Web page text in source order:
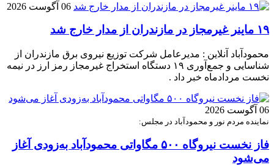
06 آگوست 2026
۱۹ ماینر غیرمجاز در مازندران از مدار خارج شد
محمودآباد آنلاین : مدیرعامل شرکت توزیع نیروی برق مازندران از
شناسایی و جمع‌آوری ۱۹ دستگاه استخراج غیرمجاز رمز ارز در نیمه
نخست مردادماه خبر داد .
06 آگوست 2026
نماینده مردم نور و محمودآباد در مجلس:
فاز نخست نیروگاه ۵۰۰ مگاواتی محمودآباد به‌زودی آغاز
می‌شود